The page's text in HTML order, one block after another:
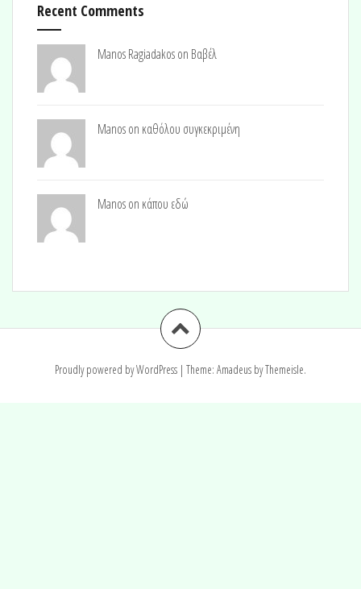
Recent Comments
Manos Ragiadakos on Βαβέλ
Manos on καθόλου συγκεκριμένη
Manos on κάπου εδώ
Proudly powered by WordPress | Theme: Amadeus by Themeisle.